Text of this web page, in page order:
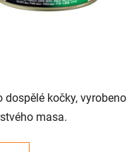
kočky, vyrobeno
masa.